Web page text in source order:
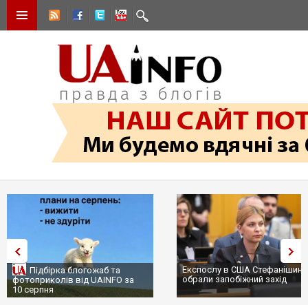
Підбірка блогожаб та
фотоприколів від UAINFO за
10 серпня
Експослу в США
обрали запобіжний захід